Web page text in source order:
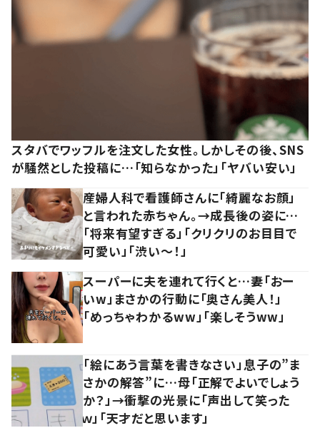
スタバでワッフルを注文した女性。しかしその後、SNS
が騒然とした投稿に…「知らなかった」「ヤバい安い」
産婦人科で看護師さんに「綺麗なお顔」
と言われた赤ちゃん。→成長後の姿に…
「将来有望すぎる」「クリクリのお目目で
可愛い」「渋い～！」
スーパーに夫を連れて行くと…妻「おー
いw」まさかの行動に「奥さん美人！」
「めっちゃわかるww」「楽しそうww」
「絵にあう言葉を書きなさい」息子の”ま
さかの解答”に…母「正解でよいでしょう
か？」→衝撃の光景に「声出して笑った
ｗ」「天才だと思います」